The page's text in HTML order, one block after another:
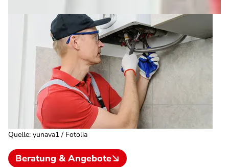
Quelle: yunava1 / Fotolia
Beratung & Angebote